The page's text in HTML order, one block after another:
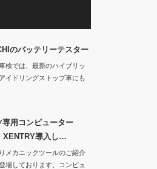
のバッテリーテスター
検では、最新のハイブリッ
イドリングストップ車にも
専用コンピューター
XENTRY導入し…
メカニックツールのご紹介
場しております、コンピュ